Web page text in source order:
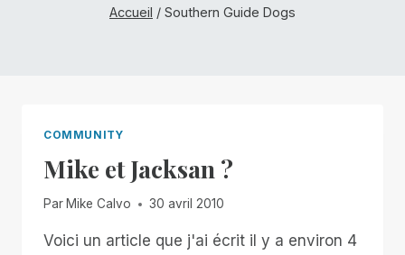
Accueil / Southern Guide Dogs
COMMUNITY
Mike et Jacksan ?
Par Mike Calvo 30 avril 2010
Voici un article que j'ai écrit il y a environ 4